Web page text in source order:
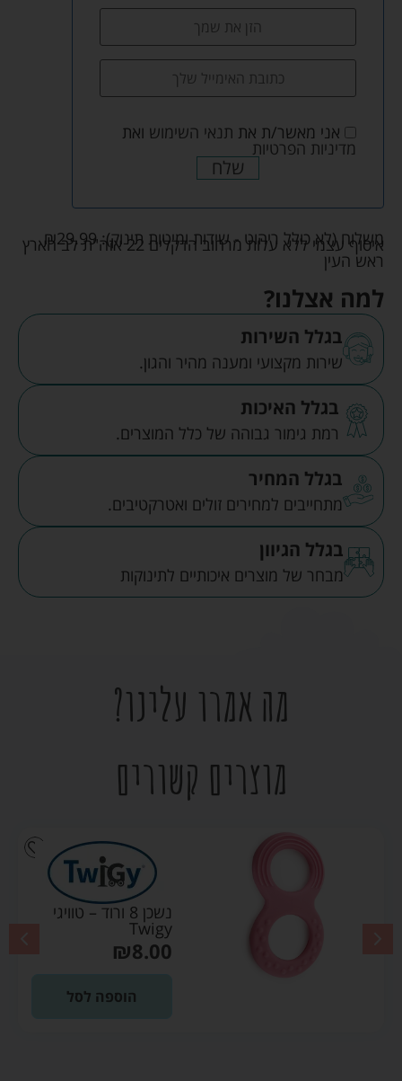
אני מאשר/ת את תנאי השימוש ואת
מדיניות הפרטיות
שלח
משלוח (לא כולל ריהוט - שידות ומיטות תינוק): ₪29.99
איסוף עצמי ללא עלות מרחוב הדקלים 22 אזה"ת לב הארץ
ראש העין
למה אצלנו?
בגלל השירות
שירות מקצועי ומענה מהיר והגון.
בגלל האיכות
רמת גימור גבוהה של כלל המוצרים.
בגלל המחיר
מתחייבים למחירים זולים ואטרקטיבים.
בגלל הגיוון
מבחר של מוצרים איכותיים לתינוקות
מה אמרו עלינו?
מוצרים קשורים
נשכן 8 ורוד – טוויגי
Twigy
₪8.00
הוספה לסל